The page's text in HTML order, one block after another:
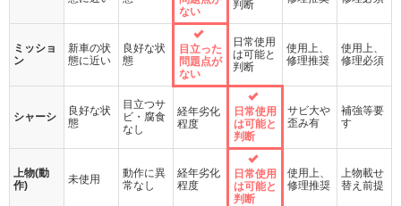
ない
判断
ミッショ
ン
新車の状
態に近い
良好な状
態
目立った
問題点が
ない
日常使用
は可能と
判断
使用上、
修理推奨
使用上、
修理必須
シャーシ
良好な状
態
目立つサ
ビ・腐食
なし
経年劣化
程度
日常使用
は可能と
判断
サビ大や
歪み有
補強等要
す
上物(動
作)
未使用
動作に異
常なし
経年劣化
程度
日常使用
は可能と
判断
使用上、
修理推奨
上物載せ
替え前提